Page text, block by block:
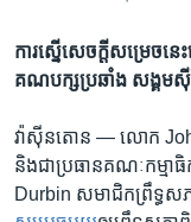
ការ​ស្នើ​សេចក្តី​សម្រេច​ន
គណបក្ស​ប្រឆាំង​ សង្គម​ស៊ីវិ
វ៉ាស៊ីនតោន — លោក​
និង​ជា​ប្រធាន​គណៈកម្មា
Durbin ​សមាជិក​ព្រឹទ្ធ